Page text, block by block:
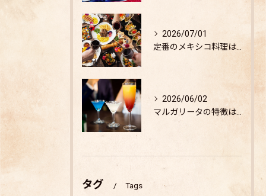
2026/07/01
2026/06/02
タグ Tags